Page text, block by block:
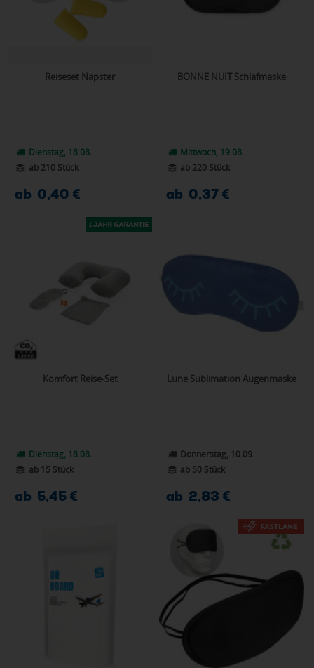
Reiseset Napster
Dienstag, 18.08.
ab 210 Stück
ab 0,40 €
BONNE NUIT Schlafmaske
Mittwoch, 19.08.
ab 220 Stück
ab 0,37 €
Komfort Reise-Set
Dienstag, 18.08.
ab 15 Stück
ab 5,45 €
Lune Sublimation Augenmaske
Donnerstag, 10.09.
ab 50 Stück
ab 2,83 €